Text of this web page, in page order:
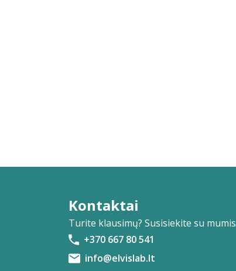
Kontaktai
Turite klausimų? Susisiekite su mumis
+370 667 80 541
info@elvislab.lt